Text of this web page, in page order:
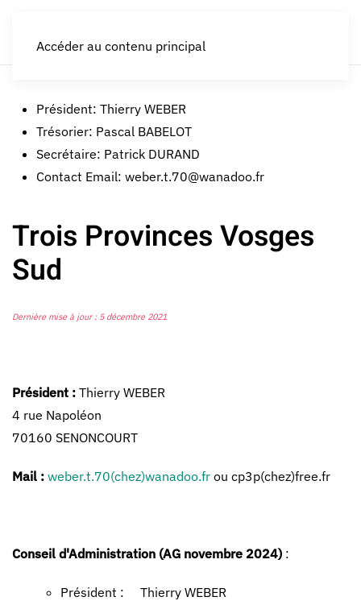
Accéder au contenu principal
Président: Thierry WEBER
Trésorier: Pascal BABELOT
Secrétaire: Patrick DURAND
Contact Email: weber.t.70@wanadoo.fr
Trois Provinces Vosges
Sud
Dernière mise à jour : 5 décembre 2021
Président : Thierry WEBER
4 rue Napoléon
70160 SENONCOURT
Mail : weber.t.70(chez)wanadoo.fr ou cp3p(chez)free.fr
Conseil d'Administration (AG novembre 2024) :
Président : Thierry WEBER